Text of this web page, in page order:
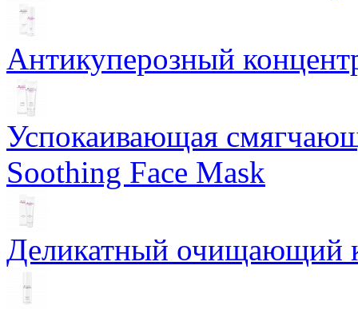
Антикуперозный
Успокаивающая
Soothing Face Mask
Деликатный очищающий